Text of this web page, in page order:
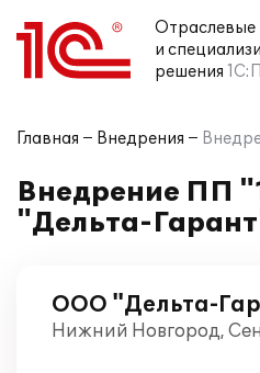
Отраслевые
и
решения
Главная Внедрения
Внедрение ПП
"Дельта-
ООО "Дельта-
Нижний Новгород,